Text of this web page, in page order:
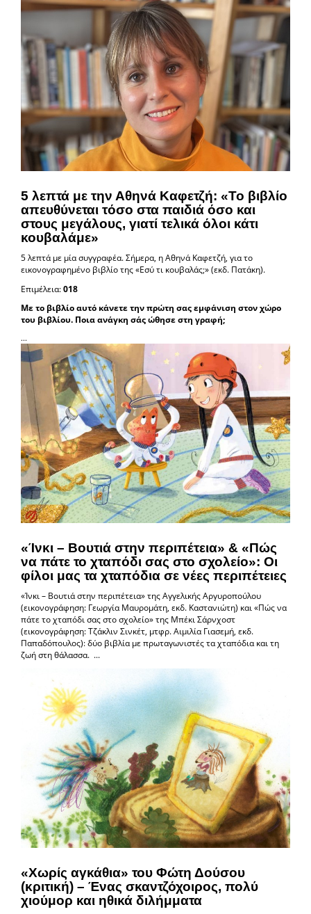
5 λεπτά με την Αθηνά Καφετζή: «Το βιβλίο
απευθύνεται τόσο στα παιδιά όσο και
στους μεγάλους, γιατί τελικά όλοι κάτι
κουβαλάμε»
5 λεπτά με μία συγγραφέα. Σήμερα, η Αθηνά Καφετζή, για το
εικονογραφημένο βιβλίο της «Εσύ τι κουβαλάς;» (εκδ. Πατάκη).
Επιμέλεια:018
Με το βιβλίο αυτό κάνετε την πρώτη σας εμφάνιση στoν χώρο
του βιβλίου. Ποια ανάγκη σάς ώθησε στη γραφή;
...
«Ίνκι – Βουτιά στην περιπέτεια» & «Πώς
να πάτε το χταπόδι σας στο σχολείο»: Οι
φίλοι μας τα χταπόδια σε νέες περιπέτειες
«Ίνκι – Βουτιά στην περιπέτεια» της Αγγελικής Αργυροπούλου
(εικονογράφηση: Γεωργία Μαυρομάτη, εκδ. Καστανιώτη) και «Πώς να
πάτε το χταπόδι σας στο σχολείο» της Μπέκι Σάρνχοστ
(εικονογράφηση: Τζάκλιν Σινκέτ, μτφρ. Αιμιλία Γιασεμή, εκδ.
Παπαδόπουλος): δύο βιβλία με πρωταγωνιστές τα χταπόδια και τη
ζωή στη θάλασσα. ...
«Χωρίς αγκάθια» του Φώτη Δούσου
(κριτική) – Ένας σκαντζόχοιρος, πολύ
χιούμορ και ηθικά διλήμματα